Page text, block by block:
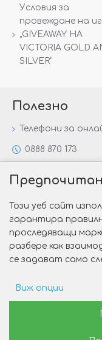
Условия за
провеждане на
„GIVEAWAY НА
VICTORIA GOLD
SILVER“
Полезно
Телефони за
0888 870 173
Специални
Защо да
Как да изберем
Изработка
Този уеб сайт
гарантира
проследяващи
разбере как
се задават само
Виж опции
Рекламни